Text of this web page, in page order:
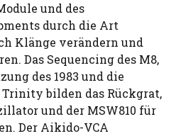
und des
durch die Art
Klänge verändern und
Das Sequencing des M8,
des 1983 und die
bilden das Rückgrat,
und der MSW810 für
Der Aikido-VCA